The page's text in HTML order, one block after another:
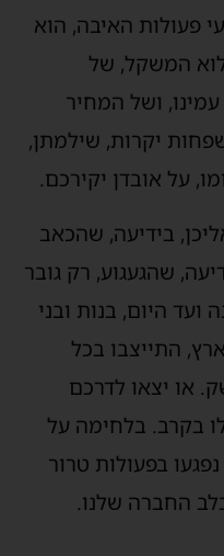
פעולות האיבה, הוא
המשקל, של
ושל המחיר
יקרות, שילמתן,
על אובדן יקירכם.
בידיעה, שהכאב
שהגעגוע, רק גובר
היום, בנות ובני
התייצבו בכל
או יצאו לדרכם
בקרב. בלחימה על
בפעולות טרור
החברה שלנו.